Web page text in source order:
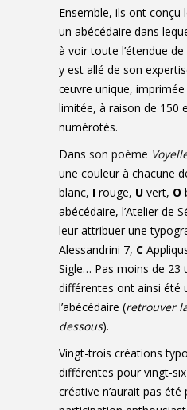
Ensemble, ils ont conçu
un abécédaire dans
à voir toute l’étendue
y est allé de son
œuvre unique, imprimée
limitée, à raison de 150
numérotés.
Dans son poème
une couleur à chacune
blanc, I rouge, U vert, O
abécédaire, l’Atelier de
leur attribuer une
Alessandrini 7, C
Sigle… Pas moins de 23
différentes ont ainsi été
l’abécédaire (retrouver
dessous).
Vingt-trois créations
différentes pour vingt-
créative n’aurait pas été